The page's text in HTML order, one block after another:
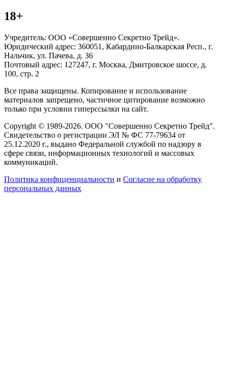
18+
Учредитель: ООО «Совершенно Секретно Трейд».
Юридический адрес: 360051, Кабардино-Балкарская Респ., г.
Нальчик, ул. Пачева, д. 36
Почтовый адрес: 127247, г. Москва, Дмитровское шоссе, д.
100, стр. 2
Все права защищены. Копирование и использование
материалов запрещено, частичное цитирование возможно
только при условии гиперссылки на сайт.
Copyright © 1989-2026. ООО "Совершенно Секретно Трейд".
Свидетельство о регистрации ЭЛ № ФС 77-79634 от
25.12.2020 г., выдано Федеральной службой по надзору в
сфере связи, информационных технологий и массовых
коммуникаций.
Политика конфиценциальности и Согласие на обработку
персональных данных